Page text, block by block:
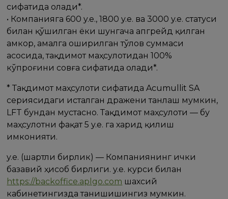
сифатида олади*.
• Компанияга 600 y.e., 1800 y.e. ва 3000 y.e. статуси
билан қўшилган ёки шунгача апгрейд қилган
Ҳамкор, амалга оширилган тўлов суммаси
асосида, тақдимот маҳсулотидан 100%
кўпроғини совға сифатида олади*.
* Тақдимот маҳсулоти сифатида Acumullit SA
сериясидаги исталган дражени танлаш мумкин,
LFT бундан мустасно. Тақдимот маҳсулоти — бу
маҳсулотни фақат 5 y.e. га харид қилиш
имконияти.
y.e. (шартли бирлик) — Компаниянинг ички
базавий ҳисоб бирлиги. y.e. курси билан
https://backoffice.aplgo.com шахсий
кабинетингизда танишишингиз мумкин.